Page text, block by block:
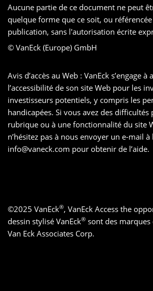
Aucune partie de ce document ne peut
quelque forme que ce soit, ou
publication, sans l'autorisation écrite
© VanEck (Europe) GmbH
Avis d’accès au Web : VanEck s’engage à
l’accessibilité de son site Web pour les
investisseurs potentiels, y compris les
handicapées. Si vous avez des difficultés
rubrique ou à une fonctionnalité du site
n’hésitez pas à nous envoyer un e-mail à
info@vaneck.com pour obtenir de l’aide.
©2025 VanEck®, VanEck Access the
dessin stylisé VanEck® sont des
Van Eck Associates Corp.